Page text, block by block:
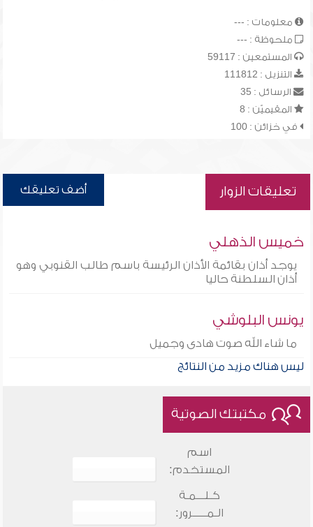
معلومات : ---
ملحوظة : ---
المستمعين : 59117
التنزيل : 111812
الرسائل : 35
المقيميّن : 8
في خزائن : 100
تعليقات الزوار أضف تعليقك
خميس الذهلي
يوجد أذان بقائمة الأذان الرئيسة باسم طالب القنوبي وهو
أذان السلطنة حاليا
يونس البلوشي
ما شاء الله صوت هادى وجميل
ليس هناك مزيد من النتائج
مكتبتك الصوتية
اسم
المستخدم:
كـلـــمـة
الـمـــــرور: